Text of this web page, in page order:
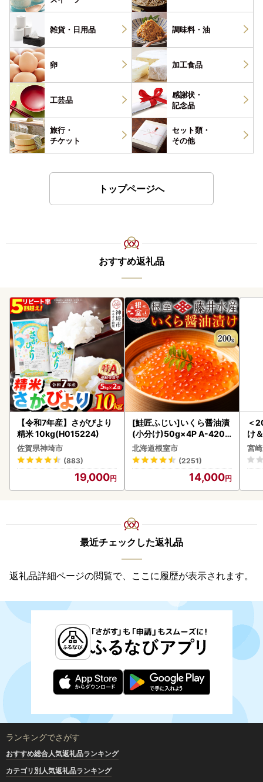
雑貨・ 日用品 調味料・ 油
卵 加工食品
工芸品
感謝状・
記念品
旅行・
チケット
セット類・
その他
トップページへ
おすすめ返礼品
【令和7年産】さがびより
精米 10kg(H015224)
佐賀県神埼市
(883)
19,000
[鮭匠ふじい]いくら醤油漬
(小分け)50g×4P A-4209
5
北海道根室市
(2251)
14,000
＜
け
も
-
宮
最近チェックした返礼品
返礼品詳細ページの閲覧で、ここに履歴が表示されます。
ランキングでさがす
おすすめ総合人気返礼品ランキング
カテゴリ別人気返礼品ランキング